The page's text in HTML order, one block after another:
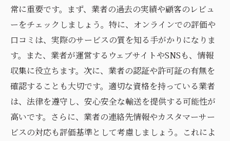
常に重要です。まず、業者の過去の実績や顧客のレビュ
ーをチェックしましょう。特に、オンラインでの評価や
口コミは、実際のサービスの質を知る手がかりになりま
す。また、業者が運営するウェブサイトやSNSも、情報
収集に役立ちます。次に、業者の認証や許可証の有無を
確認することも大切です。適切な資格を持っている業者
は、法律を遵守し、安心安全な輸送を提供する可能性が
高いです。さらに、業者の連絡先情報やカスタマーサー
ビスの対応も評価基準として考慮しましょう。これによ